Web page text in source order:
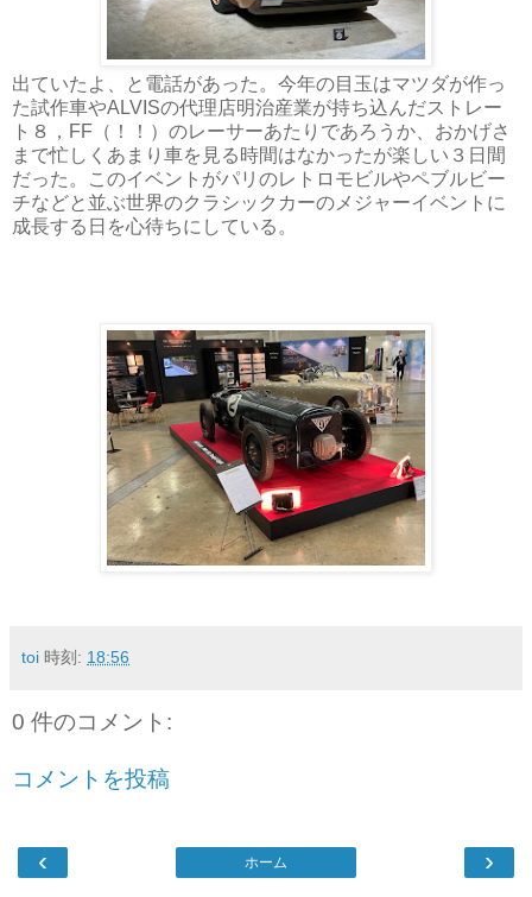
出ていたよ、と電話があった。今年の目玉はマツダが作っ
た試作車やALVISの代理店明治産業が持ち込んだストレー
ト８，FF（！！）のレーサーあたりであろうか、おかげさ
まで忙しくあまり車を見る時間はなかったが楽しい３日間
だった。このイベントがパリのレトロモビルやペブルビー
チなどと並ぶ世界のクラシックカーのメジャーイベントに
成長する日を心待ちにしている。
toi 時刻: 18:56
0 件のコメント:
コメントを投稿
‹ ›
ホーム